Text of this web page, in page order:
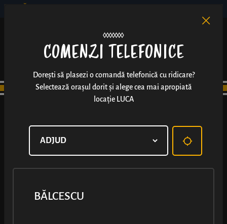
COMENZI TELEFONICE
Dorești să plasezi o comandă telefonică cu ridicare?
Selectează orașul dorit și alege cea mai apropiată
locație LUCA
BĂLCESCU